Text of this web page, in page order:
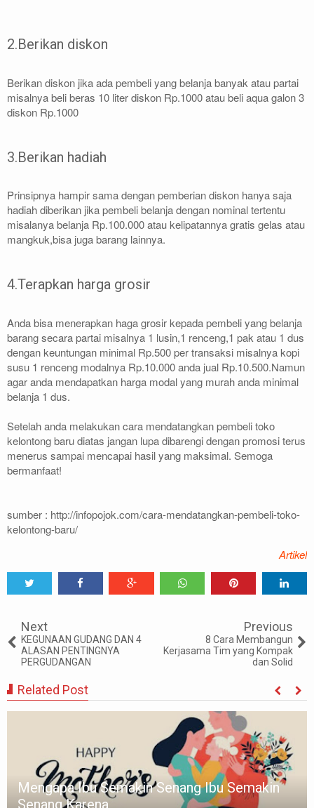
2.Berikan diskon
Berikan diskon jika ada pembeli yang belanja banyak atau partai
misalnya beli beras 10 liter diskon Rp.1000 atau beli aqua galon 3
diskon Rp.1000
3.Berikan hadiah
Prinsipnya hampir sama dengan pemberian diskon hanya saja
hadiah diberikan jika pembeli belanja dengan nominal tertentu
misalanya belanja Rp.100.000 atau kelipatannya gratis gelas atau
mangkuk,bisa juga barang lainnya.
4.Terapkan harga grosir
Anda bisa menerapkan haga grosir kepada pembeli yang belanja
barang secara partai misalnya 1 lusin,1 renceng,1 pak atau 1 dus
dengan keuntungan minimal Rp.500 per transaksi misalnya kopi
susu 1 renceng modalnya Rp.10.000 anda jual Rp.10.500.Namun
agar anda mendapatkan harga modal yang murah anda minimal
belanja 1 dus.
Setelah anda melakukan cara mendatangkan pembeli toko
kelontong baru diatas jangan lupa dibarengi dengan promosi terus
menerus sampai mencapai hasil yang maksimal. Semoga
bermanfaat!
sumber : http://infopojok.com/cara-mendatangkan-pembeli-toko-
kelontong-baru/
Artikel
Next
KEGUNAAN GUDANG DAN 4
ALASAN PENTINGNYA
PERGUDANGAN
Previous
8 Cara Membangun
Kerjasama Tim yang Kompak
dan Solid
Related Post
Mengapa Ibu Semakin Senang Ibu Semakin
Senang Karena